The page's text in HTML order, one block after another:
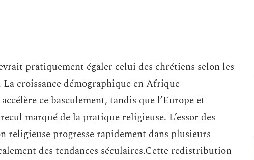
pratiquement égaler celui des chrétiens selon les
croissance démographique en Afrique
ce basculement, tandis que l’Europe et
marqué de la pratique religieuse. L’essor des
religieuse progresse rapidement dans plusieurs
des tendances séculaires.Cette redistribution